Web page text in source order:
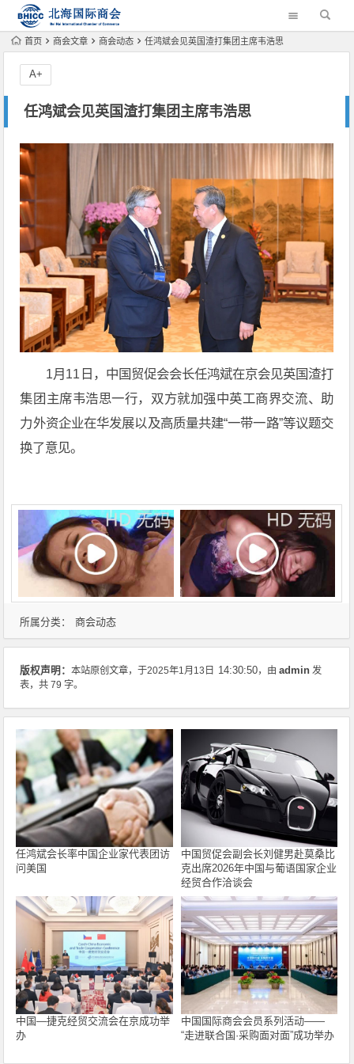
首页 商会文章 商会动态 任鸿斌会见英国渣打集团主席韦浩思
任鸿斌会见英国渣打集团主席韦浩思
A+
所属分类： 商会动态
1月11日，中国贸促会会长任鸿斌在京会见英国渣打
集团主席韦浩思一行，双方就加强中英工商界交流、助
力外资企业在华发展以及高质量共建“一带一路”等议题交
换了意见。
版权声明：本站原创文章，于2025年1月13日 14:30:50，由admin 发
表，共 79 字。
任鸿斌会长率中国企业家代表团访
问美国
中国贸促会副会长刘健男赴莫桑比
克出席2026年中国与葡语国家企业
经贸合作洽谈会
中国—捷克经贸交流会在京成功举
办
中国国际商会会员系列活动——
“走进联合国·采购面对面”成功举办